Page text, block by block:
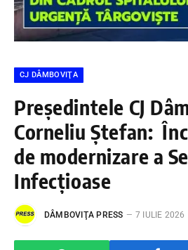
CJ DÂMBOVIŢA
Președintele CJ
Corneliu Ștefan:
de modernizare a
Infecțioase
DÂMBOVIŢA PRESS 7 IULIE 2026